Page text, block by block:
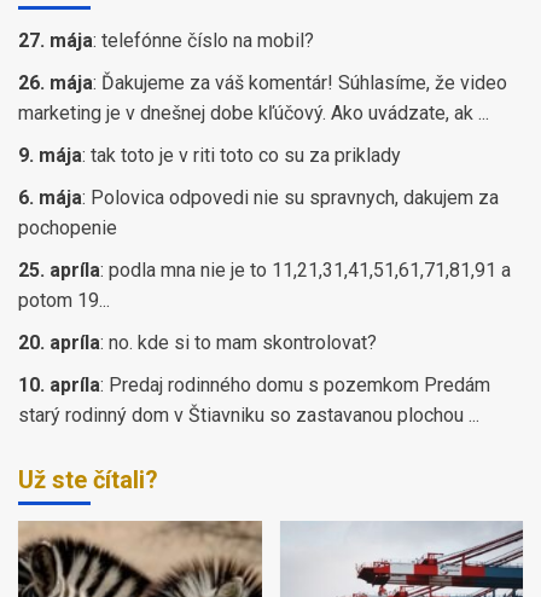
27. mája: telefónne číslo na mobil?
26. mája: Ďakujeme za váš komentár! Súhlasíme, že video
marketing je v dnešnej dobe kľúčový. Ako uvádzate, ak ...
9. mája: tak toto je v riti toto co su za priklady
6. mája: Polovica odpovedi nie su spravnych, dakujem za
pochopenie
25. apríla: podla mna nie je to 11,21,31,41,51,61,71,81,91 a
potom 19...
20. apríla: no. kde si to mam skontrolovat?
10. apríla: Predaj rodinného domu s pozemkom Predám
starý rodinný dom v Štiavniku so zastavanou plochou ...
Už ste čítali?